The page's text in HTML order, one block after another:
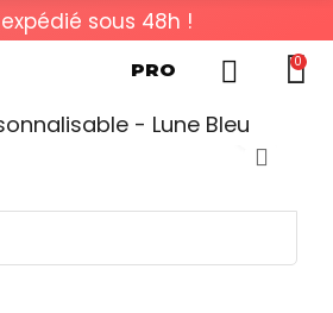
sous 48h !
PRO 0
- Lune Bleu